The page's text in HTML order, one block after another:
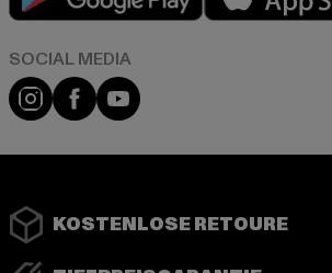
Instagram
FacebookYouTube
KOSTENLOSE RETOURE